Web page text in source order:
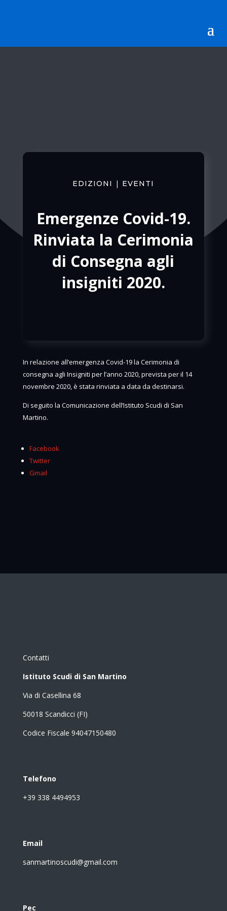
EDIZIONI | EVENTI
Emergenze Covid-19.
Rinviata la Cerimonia
di Consegna agli
insigniti 2020.
In relazione all’emergenza Covid-19 la Cerimonia di
consegna agli Insigniti per l’anno 2020, prevista per il 14
novembre 2020, è stata rinviata a data da destinarsi.
Di seguito la Comunicazione dell’Istituto Scudi di San
Martino.
Facebook
Twitter
Gmail
Contatti
Istituto Scudi di San Martino
Via di Casellina 68
50018 Scandicci (FI)
Codice Fiscale 94047150480
Telefono
+39 338 4494953
Email
sanmartinoscudi@gmail.com
Pec